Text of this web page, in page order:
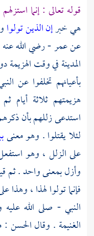
قوله تعالى : إنما
هي خبرإن الذين تولوا
عنعمر- رضي الله
المدينةفي وقت
بأعيانهم تخلفوا عن
هزيمتهم ثلاثة أيام
استدعى زللهم بأن
لئلا يقتلوا . وهو معنى
على الزلل ، وهو
وأزل بمعنى واحد . ثم
فإنما تولوا لهذا ،
النبي - صلى الله
الغنيمة . وقالالحسن :